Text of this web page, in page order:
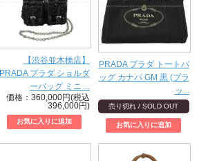
【渋谷並木橋店】
PRADA プラダ ショルダ
ーバッグ ミニ ...
価格：360,000円(税込
396,000円)
PRADA プラダ トートバ
ッグ カナパ GM 黒 (ブラ
ッ...
売り切れ / SOLD OUT